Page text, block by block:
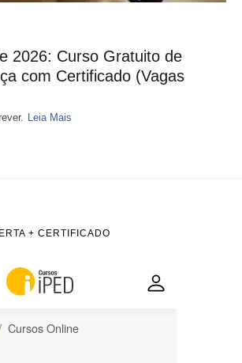
2026: Curso Gratuito de
com Certificado (Vagas
Leia Mais
+ CERTIFICADO